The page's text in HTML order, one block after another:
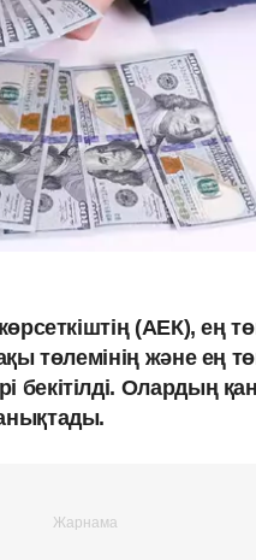
(АЕК), ең
төлемінің және ең
бекітілді. Олардың